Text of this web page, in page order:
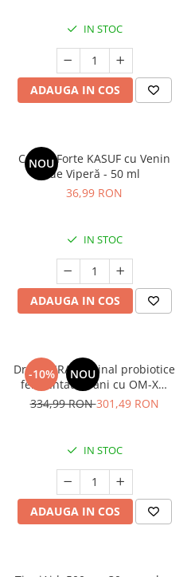
puternice
IN STOC
ADAUGA IN COS
NOU
Crema Forte KASUF cu Venin
de Viperă - 50 ml
36,99 RON
IN STOC
ADAUGA IN COS
-10% NOU
Dr OHHIRA Original probiotice
fermentate 3 ani cu OM-X®
*60 cps
334,99 RON301,49 RON
IN STOC
ADAUGA IN COS